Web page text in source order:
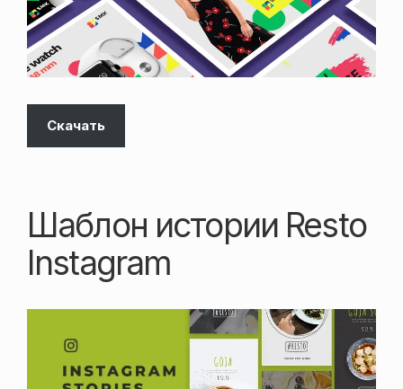
Скачать
Шаблон истории Resto
Instagram